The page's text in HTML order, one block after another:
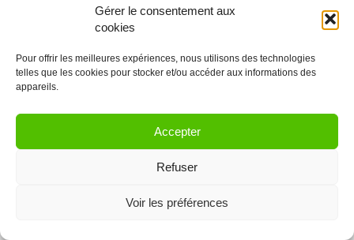
Gérer le consentement aux
cookies
Pour offrir les meilleures expériences, nous utilisons des technologies
telles que les cookies pour stocker et/ou accéder aux informations des
appareils.
Accepter
Refuser
Voir les préférences
© 2021 Coworkinglist.be